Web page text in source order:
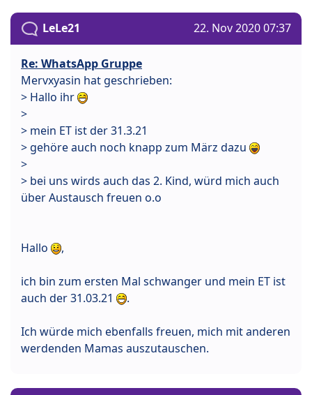
LeLe21 22. Nov 2020 07:37
Re: WhatsApp Gruppe
Mervxyasin hat geschrieben:
> Hallo ihr
>
> mein ET ist der 31.3.21
> gehöre auch noch knapp zum März dazu
>
> bei uns wirds auch das 2. Kind, würd mich auch
über Austausch freuen o.o
Hallo ,
ich bin zum ersten Mal schwanger und mein ET ist
auch der 31.03.21
.
Ich würde mich ebenfalls freuen, mich mit anderen
werdenden Mamas auszutauschen.